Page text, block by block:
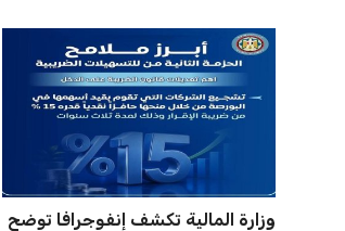
وزارة المالية تكشف إنفوجرافا توضح